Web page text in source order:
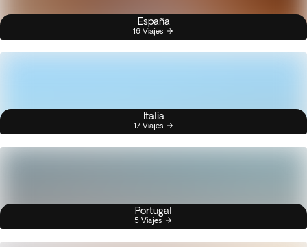
España
16 Viajes
Italia
17 Viajes
Portugal
5 Viajes